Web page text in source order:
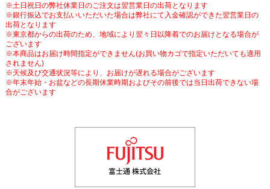
※土日祝日の弊社休業日のご注文は翌営業日の出荷となります
※銀行振込でお支払いいただいた場合は弊社にて入金確認ができた翌営業日の
出荷となります
※東京都からの出荷のため、地域により翌々日以降着でのお届けとなる場合が
ございます
※本商品はお届け時間指定ができません(お買い物カゴで指定いただいても適用
されません)
※天候及び交通状況等により、お届けが遅れる場合がございます
※年末年始・お盆などの長期休業時期およびその前後では当日出荷できない場
合がございます